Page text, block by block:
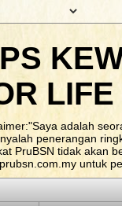
LIFE
adalah
penerangan
PruBSN tidak akan
untuk